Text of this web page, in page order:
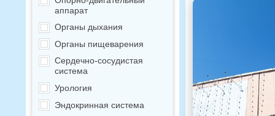
аппарат
Органы дыхания
Органы пищеварения
Сердечно-сосудистая
система
Урология
Эндокринная система